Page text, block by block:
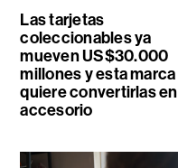
Las tarjetas
coleccionables ya
mueven US$30.000
millones y esta marca
quiere convertirlas en
accesorio